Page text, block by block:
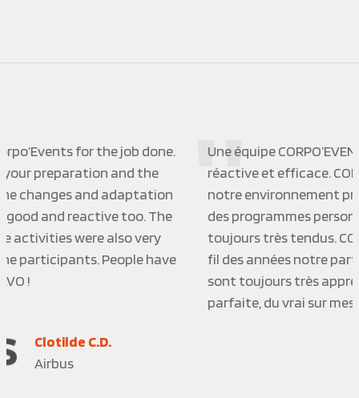
Une équipe CORPO’EVENTS à l’écoute de ses clients,
réactive et efficace. CORPO’EVENTS a su s’adapter à
notre environnement professionnel et nous proposer
des programmes personnalisés dans des délais
toujours très tendus. CORPO’EVENTS est devenu au
fil des années notre partenaire privilégié, les activités
sont toujours très appréciées et l’organisation